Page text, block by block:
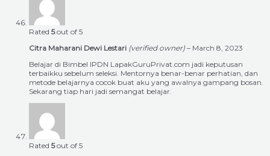
Rated 5out of 5
Citra Maharani Dewi Lestari (verified owner) – March 8, 2023
Belajar di Bimbel IPDN LapakGuruPrivat.com jadi keputusan
terbaikku sebelum seleksi. Mentornya benar-benar perhatian, dan
metode belajarnya cocok buat aku yang awalnya gampang bosan.
Sekarang tiap hari jadi semangat belajar.
Rated 5out of 5